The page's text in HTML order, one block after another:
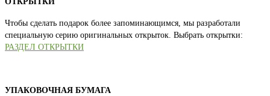
Чтобы сделать подарок более запоминающимся, мы разработали
специальную серию оригинальных открыток. Выбрать открытки:
РАЗДЕЛ ОТКРЫТКИ
УПАКОВОЧНАЯ БУМАГА